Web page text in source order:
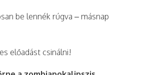
be lennék rúgva – másnap
előadást csinálni!